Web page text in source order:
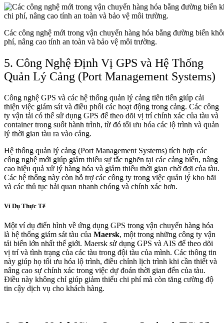
Các công nghệ mới trong vận chuyển hàng hóa bằng đường biển
phí, nâng cao tính an toàn và bảo vệ môi trường.
5. Công Nghệ Định Vị GPS và Hệ Thống
Quản Lý Cảng (Port Management Systems)
Công nghệ GPS và các hệ thống quản lý cảng tiên tiến giúp cải
thiện việc giám sát và điều phối các hoạt động trong cảng. Các công
ty vận tải có thể sử dụng GPS để theo dõi vị trí chính xác của tàu và
container trong suốt hành trình, từ đó tối ưu hóa các lộ trình và quản
lý thời gian tàu ra vào cảng.
Hệ thống quản lý cảng (Port Management Systems) tích hợp các
công nghệ mới giúp giảm thiểu sự tắc nghẽn tại các cảng biển, nâng
cao hiệu quả xử lý hàng hóa và giảm thiểu thời gian chờ đợi của tàu.
Các hệ thống này còn hỗ trợ các công ty trong việc quản lý kho bãi
và các thủ tục hải quan nhanh chóng và chính xác hơn.
Ví Dụ Thực Tế
Một ví dụ điển hình về ứng dụng GPS trong vận chuyển hàng hóa
là hệ thống giám sát tàu của Maersk, một trong những công ty vận
tải biển lớn nhất thế giới. Maersk sử dụng GPS và AIS để theo dõi
vị trí và tình trạng của các tàu trong đội tàu của mình. Các thông tin
này giúp họ tối ưu hóa lộ trình, điều chỉnh lịch trình khi cần thiết và
nâng cao sự chính xác trong việc dự đoán thời gian đến của tàu.
Điều này không chỉ giúp giảm thiểu chi phí mà còn tăng cường độ
tin cậy dịch vụ cho khách hàng.